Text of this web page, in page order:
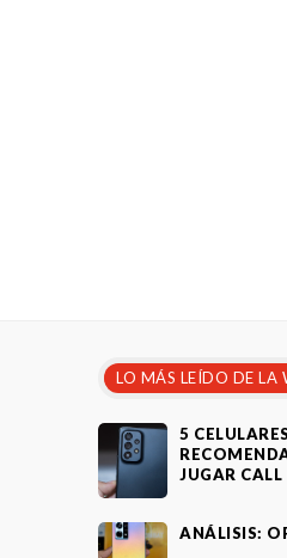
LO MÁS LEÍDO DE LA
5
JUGAR
ANÁLISIS: